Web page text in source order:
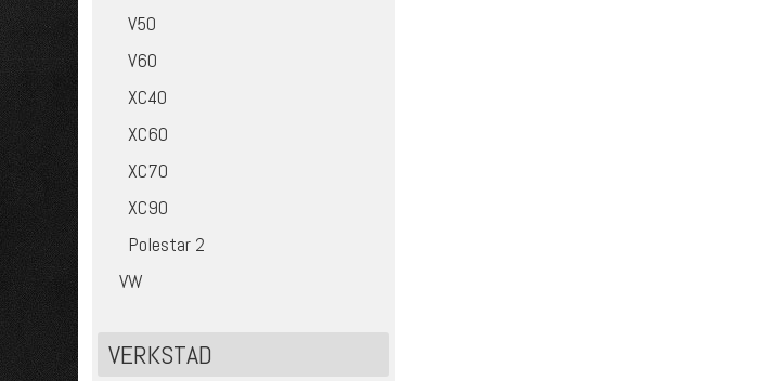
V50
V60
XC40
XC60
XC70
XC90
Polestar 2
VW
VERKSTAD